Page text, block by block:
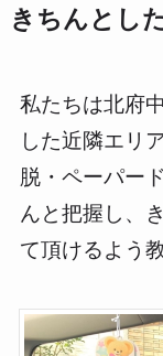
きちんとし
私たちは北府
した近隣エリ
脱・ペーパー
んと把握し、
て頂けるよう